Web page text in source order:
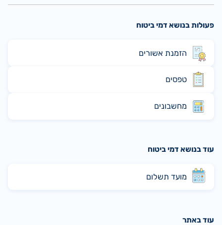
פעולות בנושא דמי ביטוח
הזמנת אשורים
טפסים
מחשבונים
עוד בנושא דמי ביטוח
מועד תשלום
עוד באתר